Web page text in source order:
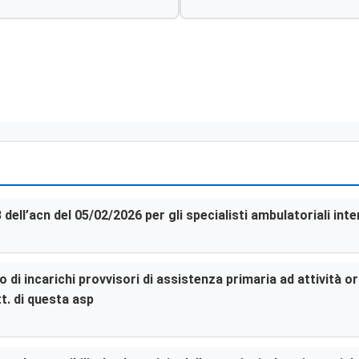
dell’acn del 05/02/2026 per gli specialisti ambulatoriali
di incarichi provvisori di assistenza primaria ad attività
di questa asp